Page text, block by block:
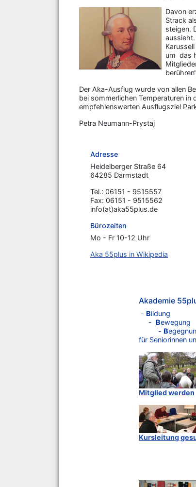
Akademie
- Bildung
- Bewegung
- B
für Seniorinnen
Mitglied werden
Kursleitung
Davon
Strack
steigen.
um das
Der Aka-Ausflug wurde von allen
bei sommerlichen Temperaturen in
empfehlenswerten Ausflugsziel
Petra Neumann-Prystaj
Adresse
Heidelberger Straße 64
64285 Darmstadt
Tel.: 06151 - 9515557
Fax: 06151 - 9515562
info(at)aka55plus.de
Bürozeiten
Mo - Fr 10-12 Uhr
Aka 55plus in Wikipedia